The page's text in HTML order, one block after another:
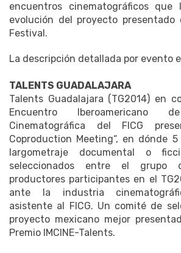
encuentros cinematográficos
evolución del proyecto presentado
Festival.
La descripción detallada por evento
TALENTS GUADALAJARA
Talents Guadalajara (TG2014) en
Encuentro Iberoamericano
Cinematográfica del FICG
Coproduction Meeting“, en dónde
largometraje documental o
seleccionados entre el grupo
productores participantes en el
ante la industria
asistente al FICG. Un comité de
proyecto mexicano mejor
Premio IMCINE-Talents.